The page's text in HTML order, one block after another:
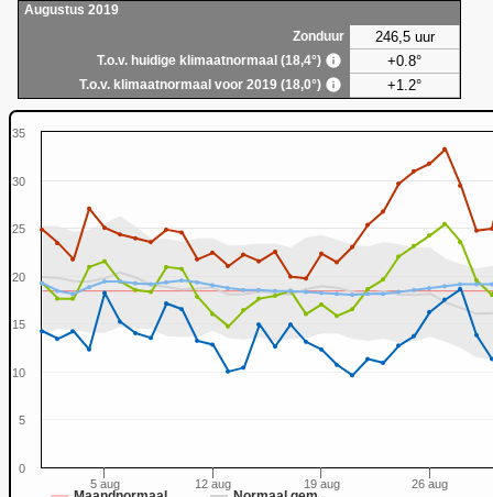
Augustus 2019
Zonduur
246,5 uur
T.o.v. huidige klimaatnormaal (18,4°) +0.8°
T.o.v. klimaatnormaal voor 2019 (18,0°) +1.2°
5 aug 12 aug 19 aug 26 aug
0
5
10
15
20
25
30
35